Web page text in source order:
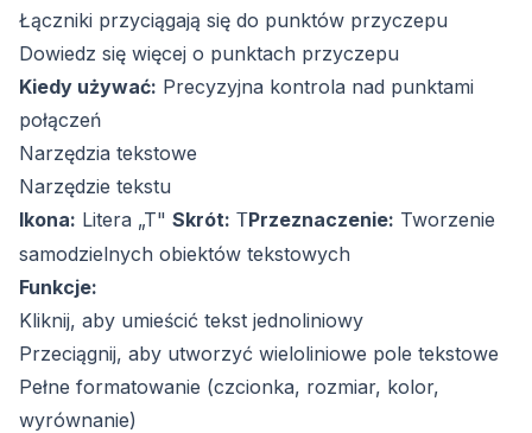
Łączniki przyciągają się do punktów przyczepu
Dowiedz się więcej o punktach przyczepu
Kiedy używać: Precyzyjna kontrola nad punktami
połączeń
Narzędzia tekstowe
Narzędzie tekstu
Ikona: Litera „T" Skrót: TPrzeznaczenie: Tworzenie
samodzielnych obiektów tekstowych
Funkcje:
Kliknij, aby umieścić tekst jednoliniowy
Przeciągnij, aby utworzyć wieloliniowe pole tekstowe
Pełne formatowanie (czcionka, rozmiar, kolor,
wyrównanie)